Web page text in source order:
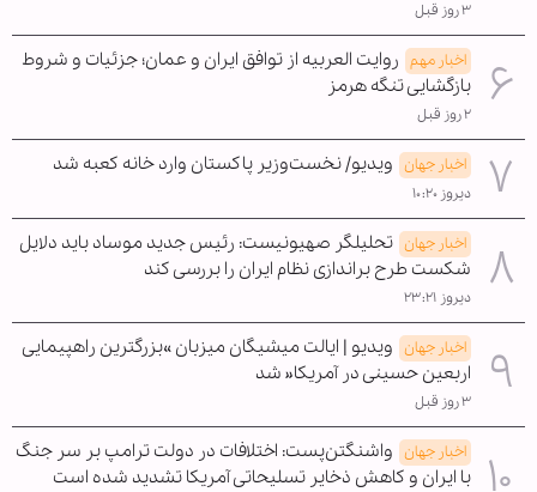
۳ روز قبل
اخبار مهم روایت العربیه از توافق ایران و عمان؛ جزئیات و شروط
بازگشایی تنگه هرمز
۲ روز قبل
اخبار جهان ویدیو/ نخست‌وزیر پاکستان وارد خانه کعبه شد
دیروز ۱۰:۲۰
اخبار جهان تحلیلگر صهیونیست: رئیس جدید موساد باید دلایل
شکست طرح براندازی نظام ایران را بررسی کند
دیروز ۲۳:۲۱
اخبار جهان ویدیو | ایالت میشیگان میزبان »بزرگترین راهپیمایی
اربعین حسینی در آمریکا« شد
۳ روز قبل
اخبار جهان واشنگتن‌پست: اختلافات در دولت ترامپ بر سر جنگ
با ایران و کاهش ذخایر تسلیحاتی آمریکا تشدید شده است